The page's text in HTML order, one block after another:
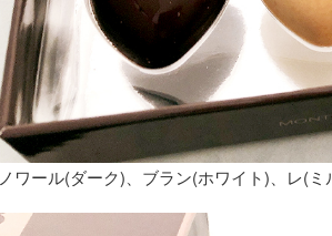
ノワール(ダーク)、ブラン(ホワイト)、レ(